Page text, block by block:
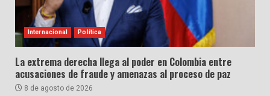
Internacional Política
La extrema derecha llega al poder en Colombia entre
acusaciones de fraude y amenazas al proceso de paz
8 de agosto de 2026